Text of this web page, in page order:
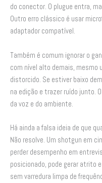
do conector. O plugue entra,
Outro erro clássico é usar
adaptador compatível.
Também é comum ignorar o
com nível alto demais, mesmo
distorcido. Se estiver baixo
na edição e trazer ruído junto.
da voz e do ambiente.
Há ainda a falsa ideia de que
Não resolve. Um shotgun em
perder desempenho em
posicionado, pode gerar atrito
sem varredura limpa de